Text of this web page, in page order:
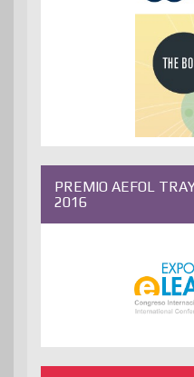
PREMIO AEFOL
2016